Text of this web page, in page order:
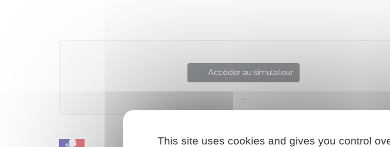
Accéder au simulateur
This site uses cookies and gives you control